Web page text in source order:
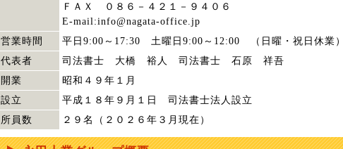
ＦＡＸ ０８６－４２１－９４０６
E-mail:info@nagata-office.jp
営業時間
平日9:00～17:30 土曜日9:00～12:00 （日曜・祝日休業
代表者
司法書士 大橋 裕人 司法書士 石原 祥吾
開業
昭和４９年１月
設立
平成１８年９月１日 司法書士法人設立
所員数
２９名（２０２６年３月現在）